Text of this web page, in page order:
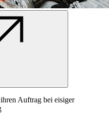
Auftrag bei eisiger